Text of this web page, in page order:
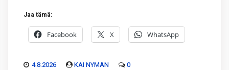
Jaa tämä:
Facebook X WhatsApp
4.8.2026 KAI NYMAN 0